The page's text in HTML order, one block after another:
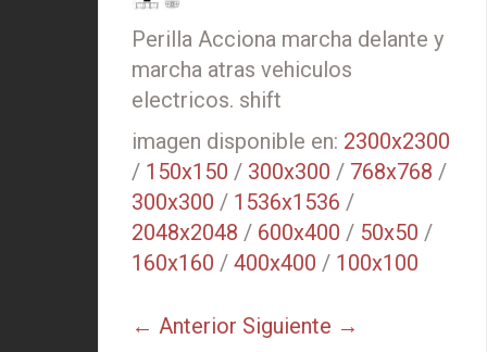
Perilla Acciona marcha delante y
marcha atras vehiculos
electricos. shift
imagen disponible en: 2300x2300
/ 150x150 / 300x300 / 768x768 /
300x300 / 1536x1536 /
2048x2048 / 600x400 / 50x50 /
160x160 / 400x400 / 100x100
← Anterior Siguiente →